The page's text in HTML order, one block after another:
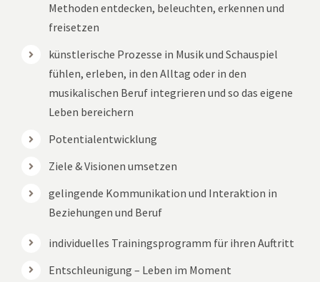
Methoden entdecken, beleuchten, erkennen und
freisetzen
künstlerische Prozesse in Musik und Schauspiel
fühlen, erleben, in den Alltag oder in den
musikalischen Beruf integrieren und so das eigene
Leben bereichern
Potentialentwicklung
Ziele & Visionen umsetzen
gelingende Kommunikation und Interaktion in
Beziehungen und Beruf
individuelles Trainingsprogramm für ihren Auftritt
Entschleunigung – Leben im Moment